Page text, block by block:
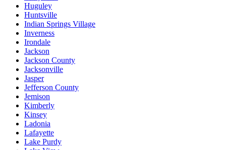
Huguley
Huntsville
Indian Springs Village
Inverness
Irondale
Jackson
Jackson County
Jacksonville
Jasper
Jefferson County
Jemison
Kimberly
Kinsey
Ladonia
Lafayette
Lake Purdy